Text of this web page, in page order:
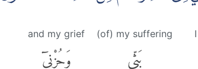
(of) my suffering
بَثِّى
and my grief
وَحُزْنِىٓ